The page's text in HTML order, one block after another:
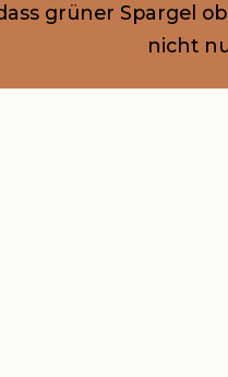
grüner Spargel
nicht